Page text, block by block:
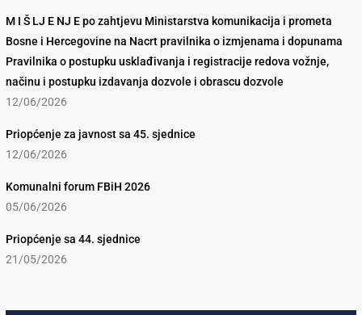
M I Š LJ E NJ E po zahtjevu Ministarstva komunikacija i prometa
Bosne i Hercegovine na Nacrt pravilnika o izmjenama i dopunama
Pravilnika o postupku usklađivanja i registracije redova vožnje,
načinu i postupku izdavanja dozvole i obrascu dozvole
12/06/2026
Priopćenje za javnost sa 45. sjednice
12/06/2026
Komunalni forum FBiH 2026
05/06/2026
Priopćenje sa 44. sjednice
21/05/2026